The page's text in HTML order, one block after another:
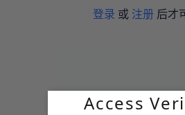
登录 或 注册 后才
Access